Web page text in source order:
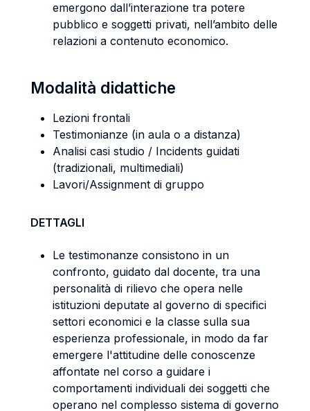
emergono dall’interazione tra potere
pubblico e soggetti privati, nell’ambito delle
relazioni a contenuto economico.
Modalità didattiche
Lezioni frontali
Testimonianze (in aula o a distanza)
Analisi casi studio / Incidents guidati
(tradizionali, multimediali)
Lavori/Assignment di gruppo
DETTAGLI
Le testimonanze consistono in un
confronto, guidato dal docente, tra una
personalità di rilievo che opera nelle
istituzioni deputate al governo di specifici
settori economici e la classe sulla sua
esperienza professionale, in modo da far
emergere l'attitudine delle conoscenze
affontate nel corso a guidare i
comportamenti individuali dei soggetti che
operano nel complesso sistema di governo